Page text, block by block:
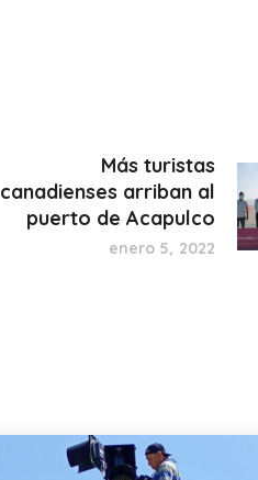
Más turistas
canadienses arriban al
puerto de Acapulco
enero 5, 2022